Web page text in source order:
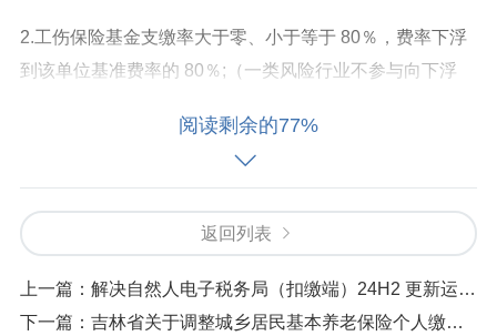
2.工伤保险基金支缴率大于零、小于等于 80％，费率下浮
到该单位基准费率的 80％;（一类风险行业不参与向下浮
3.工伤保险基金支缴率大于 80％、小于或等于 100％，执
4.工伤保险基金支缴率大于 100％、小于或等于 120％，费
率上浮到该单位基准费率的 120％;
5.用人单位上一浮动周期内工伤保险基金支缴率大于120％
阅读剩余的77%
返回列表
上一篇： 解决自然人电子税务局（扣缴端）24H2 更新运行蓝屏
下一篇： 吉林省关于调整城乡居民基本养老保险个人缴费标准的通知